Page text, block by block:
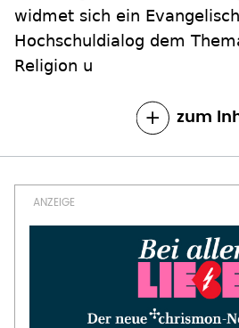
widmet sich ein
Hochschuldialog dem
Religion u
zum